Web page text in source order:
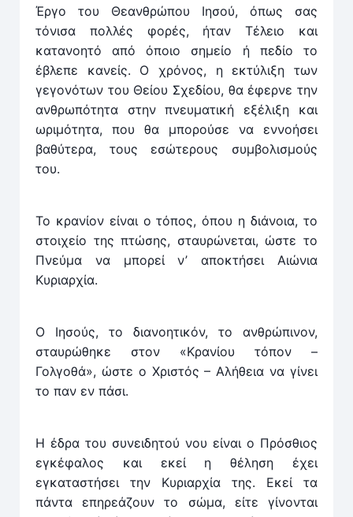
Έργο του Θεανθρώπου Ιησού, όπως σας
τόνισα πολλές φορές, ήταν Τέλειο και
κατανοητό από όποιο σημείο ή πεδίο το
έβλεπε κανείς. Ο χρόνος, η εκτύλιξη των
γεγονότων του Θείου Σχεδίου, θα έφερνε την
ανθρωπότητα στην πνευματική εξέλιξη και
ωριμότητα, που θα μπορούσε να εννοήσει
βαθύτερα, τους εσώτερους συμβολισμούς
του.
Το κρανίον είναι ο τόπος, όπου η διάνοια, το
στοιχείο της πτώσης, σταυρώνεται, ώστε το
Πνεύμα να μπορεί ν’ αποκτήσει Αιώνια
Κυριαρχία.
Ο Ιησούς, το διανοητικόν, το ανθρώπινον,
σταυρώθηκε στον «Κρανίου τόπον –
Γολγοθά», ώστε ο Χριστός – Αλήθεια να γίνει
το παν εν πάσι.
Η έδρα του συνειδητού νου είναι ο Πρόσθιος
εγκέφαλος και εκεί η θέληση έχει
εγκαταστήσει την Κυριαρχία της. Εκεί τα
πάντα επηρεάζουν το σώμα, είτε γίνονται